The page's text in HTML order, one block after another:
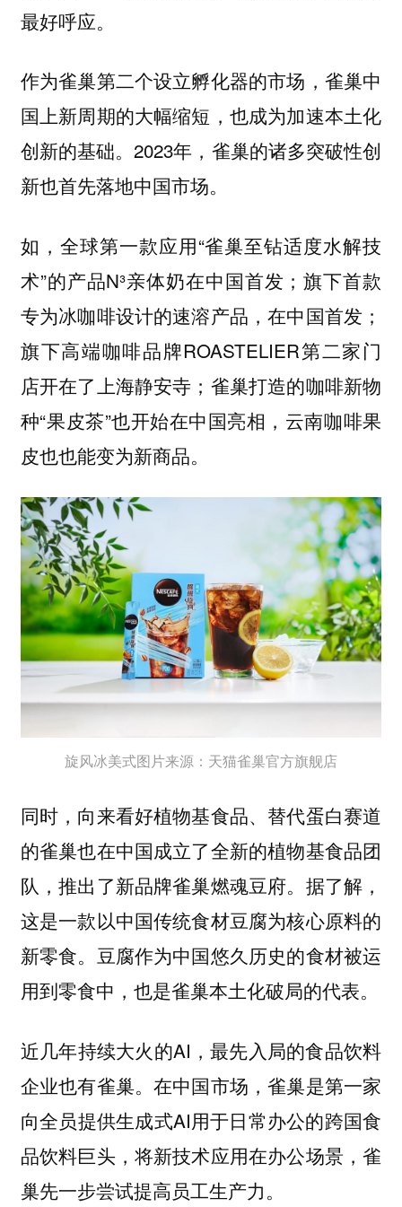
最好呼应。
作为雀巢第二个设立孵化器的市场，雀巢中
国上新周期的大幅缩短，也成为加速本土化
创新的基础。2023年，雀巢的诸多突破性创
新也首先落地中国市场。
如，全球第一款应用“雀巢至钻适度水解技
术”的产品N³亲体奶在中国首发；旗下首款
专为冰咖啡设计的速溶产品，在中国首发；
旗下高端咖啡品牌ROASTELIER第二家门
店开在了上海静安寺；雀巢打造的咖啡新物
种“果皮茶”也开始在中国亮相，云南咖啡果
皮也也能变为新商品。
旋风冰美式图片来源：天猫雀巢官方旗舰店
同时，向来看好植物基食品、替代蛋白赛道
的雀巢也在中国成立了全新的植物基食品团
队，推出了新品牌雀巢燃魂豆府。据了解，
这是一款以中国传统食材豆腐为核心原料的
新零食。豆腐作为中国悠久历史的食材被运
用到零食中，也是雀巢本土化破局的代表。
近几年持续大火的AI，最先入局的食品饮料
企业也有雀巢。在中国市场，雀巢是第一家
向全员提供生成式AI用于日常办公的跨国食
品饮料巨头，将新技术应用在办公场景，雀
巢先一步尝试提高员工生产力。